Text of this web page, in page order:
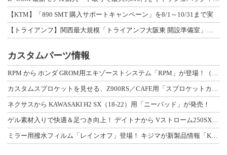
【KTM】「890 SMT 購入サポートキャンペーン」を8/1～10/31まで実
カスタムパーツ情報
ネクサスから KAWASAKI H2 SX（18-22）用「ニーパッド」が発売！